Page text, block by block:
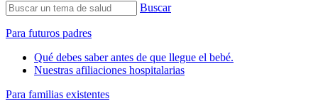
Buscar
Para futuros padres
Qué debes saber antes de que llegue el bebé.
Nuestras afiliaciones hospitalarias
Para familias existentes